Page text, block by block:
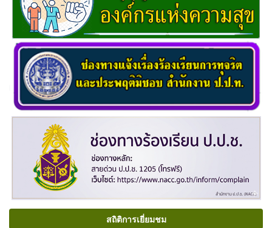
สถิติการเยี่ยมชม